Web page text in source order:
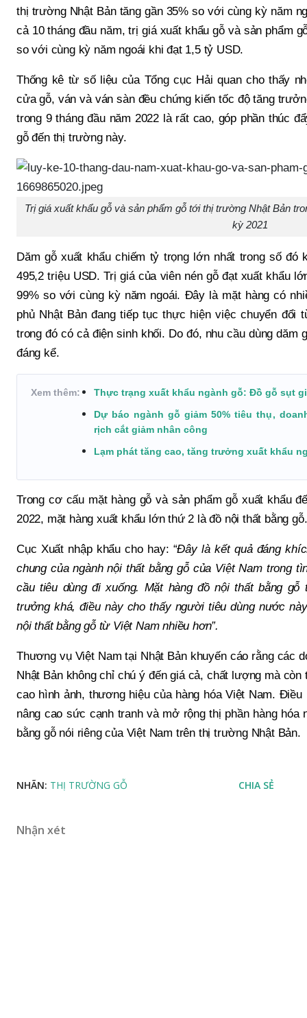
thị trường Nhật Bản tăng gần 35% so với cùng kỳ năm
cả 10 tháng đầu năm, trị giá xuất khẩu gỗ và sản phẩm
so với cùng kỳ năm ngoái khi đạt 1,5 tỷ USD.
Thống kê từ số liệu của Tổng cục Hải quan cho thấy
cửa gỗ, ván và ván sàn đều chứng kiến tốc độ tăng
trong 9 tháng đầu năm 2022 là rất cao, góp phần thúc
gỗ đến thị trường này.
Trị giá xuất khẩu gỗ và sản phẩm gỗ tới thị trường Nhật Bản
kỳ 2021
Dăm gỗ xuất khẩu chiếm tỷ trọng lớn nhất trong số đó
495,2 triệu USD. Trị giá của viên nén gỗ đạt xuất khẩu
99% so với cùng kỳ năm ngoái. Đây là mặt hàng có
phủ Nhật Bản đang tiếp tục thực hiện việc chuyển đổi
trong đó có cả điện sinh khối. Do đó, nhu cầu dùng dăm
đáng kể.
Xem thêm:
Thực trạng xuất khẩu ngành gỗ: Đồ gỗ sụt
Dự báo ngành gỗ giảm 50% tiêu thụ,
rịch cắt giảm nhân công
Lạm phát tăng cao, tăng trưởng xuất khẩu
Trong cơ cấu mặt hàng gỗ và sản phẩm gỗ xuất khẩu
2022, mặt hàng xuất khẩu lớn thứ 2 là đồ nội thất bằng gỗ.
Cục Xuất nhập khẩu cho hay: “Đây là kết quả đáng
chung của ngành nội thất bằng gỗ của Việt Nam trong
cầu tiêu dùng đi xuống. Mặt hàng đồ nội thất bằng
trưởng khá, điều này cho thấy người tiêu dùng nước
nội thất bằng gỗ từ Việt Nam nhiều hơn”.
Thương vụ Việt Nam tại Nhật Bản khuyến cáo rằng các
Nhật Bản không chỉ chú ý đến giá cả, chất lượng mà
cao hình ảnh, thương hiệu của hàng hóa Việt Nam.
nâng cao sức cạnh tranh và mở rộng thị phần hàng hóa
bằng gỗ nói riêng của Việt Nam trên thị trường Nhật Bản.
NHÃN: THỊ TRƯỜNG GỖ CHIA SẺ
Nhận xét